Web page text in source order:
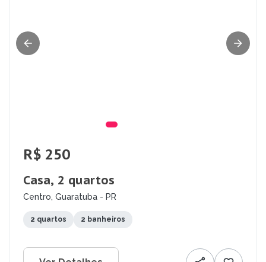
R$ 250
Casa, 2 quartos
Centro, Guaratuba - PR
2 quartos 2 banheiros